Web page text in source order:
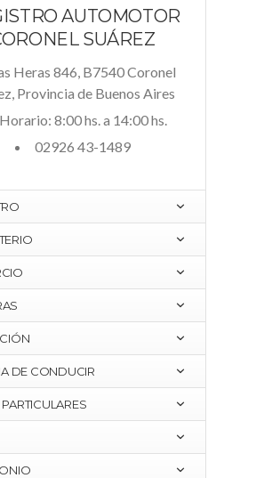
AUTOMOTOR
SUÁREZ
Heras 846, B7540 Coronel
Provincia de Buenos Aires
Horario: 8:00 hs. a 14:00 hs.
02926 43-1489
DE CONDUCIR